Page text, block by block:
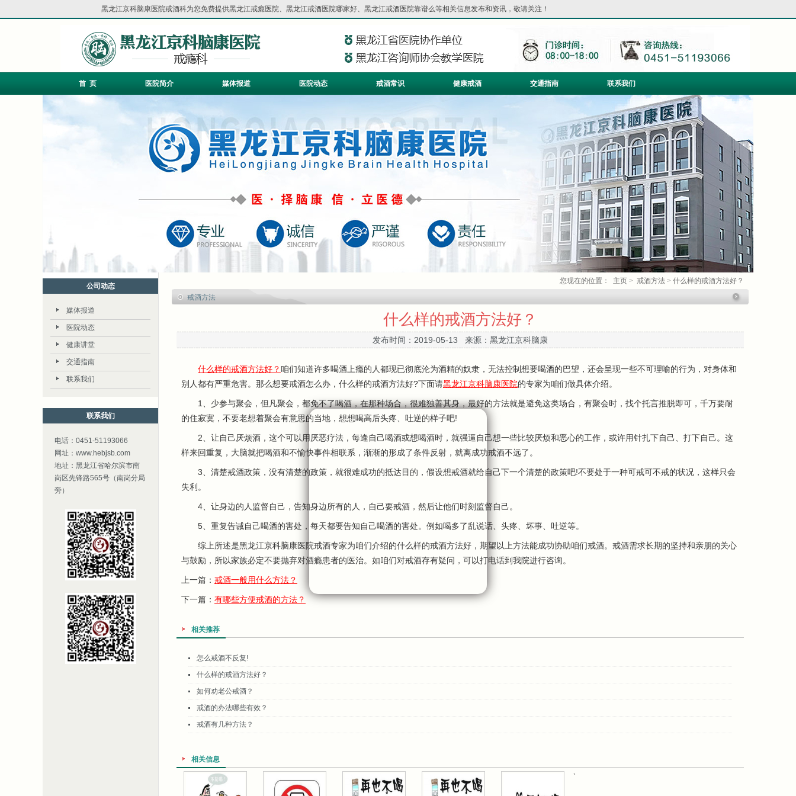
黑龙江京科脑康医院戒酒科为您免费提供黑龙江戒瘾医院、 黑龙江戒酒医院哪家好、 黑龙江戒酒医院靠谱么等相关信息发布和资讯，敬请关注！
首 页 医院简介 媒体报道 医院动态 戒酒常识 健康戒酒 交通指南 联系我们
公司动态
媒体报道
医院动态
健康讲堂
交通指南
联系我们
联系我们
电话：0451-51193066
网址：www.hebjsb.com
地址：黑龙江省哈尔滨市南
岗区先锋路565号（南岗分局
旁）
您现在的位置： 主页 > 戒酒方法 > 什么样的戒酒方法好？
戒酒方法
什么样的戒酒方法好？
发布时间：2019-05-13 来源：黑龙江京科脑康
什么样的戒酒方法好？ 咱们知道许多喝酒上瘾的人都现已彻底沦为酒精的奴隶，无法控制想要喝酒的巴望，还会呈现一些不可理喻的行为，对身体和
别人都有严重危害。那么想要戒酒怎么办，什么样的戒酒方法好?下面请黑龙江京科脑康医院的专家为咱们做具体介绍。
1、少参与聚会，但凡聚会，都免不了喝酒，在那种场合，很难独善其身，最好的方法就是避免这类场合，有聚会时，找个托言推脱即可，千万要耐
的住寂寞，不要老想着聚会有意思的当地，想想喝高后头疼、吐逆的样子吧!
2、让自己厌烦酒，这个可以用厌恶疗法，每逢自己喝酒或想喝酒时，就强逼自己想一些比较厌烦和恶心的工作，或许用针扎下自己、打下自己。这
样来回重复，大脑就把喝酒和不愉快事件相联系，渐渐的形成了条件反射，就离成功戒酒不远了。
3、清楚戒酒政策，没有清楚的政策，就很难成功的抵达目的，假设想戒酒就给自己下一个清楚的政策吧!不要处于一种可戒可不戒的状况，这样只会
失利。
4、让身边的人监督自己，告知身边所有的人，自己要戒酒，然后让他们时刻监督自己。
5、重复告诫自己喝酒的害处，每天都要告知自己喝酒的害处。例如喝多了乱说话、头疼、坏事、吐逆等。
综上所述是黑龙江京科脑康医院戒酒专家为咱们介绍的什么样的戒酒方法好，期望以上方法能成功协助咱们戒酒。戒酒需求长期的坚持和亲朋的关心
与鼓励，所以家族必定不要抛弃对酒瘾患者的医治。如咱们对戒酒存有疑问，可以打电话到我院进行咨询。
上一篇： 戒酒一般用什么方法？
下一篇： 有哪些方便戒酒的方法？
相关推荐
怎么戒酒不反复!
什么样的戒酒方法好？
如何劝老公戒酒？
戒酒的办法哪些有效？
戒酒有几种方法？
相关信息
`